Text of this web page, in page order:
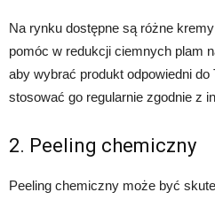
Na rynku dostępne są różne
pomóc w redukcji ciemnych plam
aby wybrać produkt odpowiedni
stosować go regularnie zgodnie z
2. Peeling chemiczny
Peeling chemiczny może być